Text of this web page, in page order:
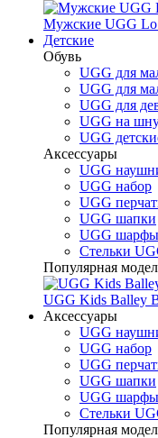
Мужские UGG Lo
Детские
Обувь
UGG для
UGG для
UGG для
UGG на
UGG
Аксессуары
UGG
UGG набор
UGG
UGG шапки
UGG шарфы
Стельки
Популярная
UGG Kids Balley
Аксессуары
UGG
UGG набор
UGG
UGG шапки
UGG шарфы
Стельки
Популярная